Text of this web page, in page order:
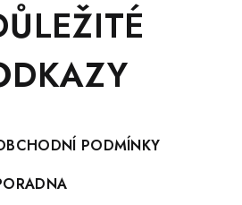
PODMÍNKY